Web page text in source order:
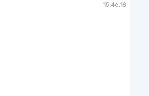
15:46:18